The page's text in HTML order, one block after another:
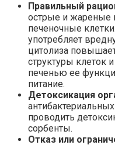
Правильный
острые и жареные
печеночные
употребляет
цитолиза
структуры клеток
печенью ее
питание.
Детоксикация
проводить
сорбенты.
Отказ или